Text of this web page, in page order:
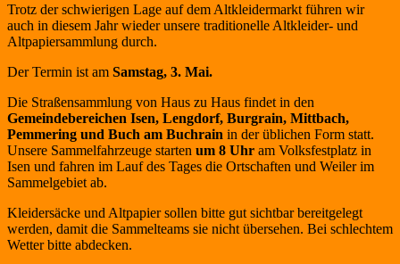
Trotz der schwierigen Lage auf dem Altkleidermarkt führen wir
auch in diesem Jahr wieder unsere traditionelle Altkleider- und
Altpapiersammlung durch.
Der Termin ist am Samstag, 3. Mai.
Die Straßensammlung von Haus zu Haus findet in den
Gemeindebereichen Isen, Lengdorf, Burgrain, Mittbach,
Pemmering und Buch am Buchrain in der üblichen Form statt.
Unsere Sammelfahrzeuge starten um 8 Uhr am Volksfestplatz in
Isen und fahren im Lauf des Tages die Ortschaften und Weiler im
Sammelgebiet ab.
Kleidersäcke und Altpapier sollen bitte gut sichtbar bereitgelegt
werden, damit die Sammelteams sie nicht übersehen. Bei schlechtem
Wetter bitte abdecken.